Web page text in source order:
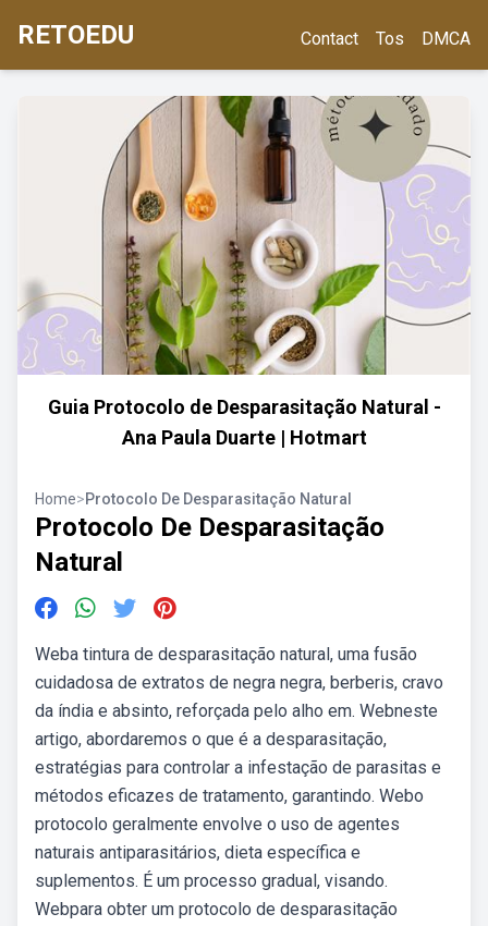
RETOEDU Contact Tos DMCA
Guia Protocolo de Desparasitação Natural -
Ana Paula Duarte | Hotmart
Home>Protocolo De Desparasitação Natural
Protocolo De Desparasitação
Natural
Weba tintura de desparasitação natural, uma fusão
cuidadosa de extratos de negra negra, berberis, cravo
da índia e absinto, reforçada pelo alho em. Webneste
artigo, abordaremos o que é a desparasitação,
estratégias para controlar a infestação de parasitas e
métodos eficazes de tratamento, garantindo. Webo
protocolo geralmente envolve o uso de agentes
naturais antiparasitários, dieta específica e
suplementos. É um processo gradual, visando.
Webpara obter um protocolo de desparasitação